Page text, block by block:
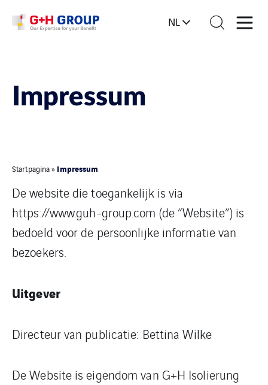
NL
Impressum
Startpagina» Impressum
De website die toegankelijk is via
https://www.guh-group.com (de “Website”) is
bedoeld voor de persoonlijke informatie van
bezoekers.
Uitgever
Directeur van publicatie: Bettina Wilke
De Website is eigendom van G+H Isolierung